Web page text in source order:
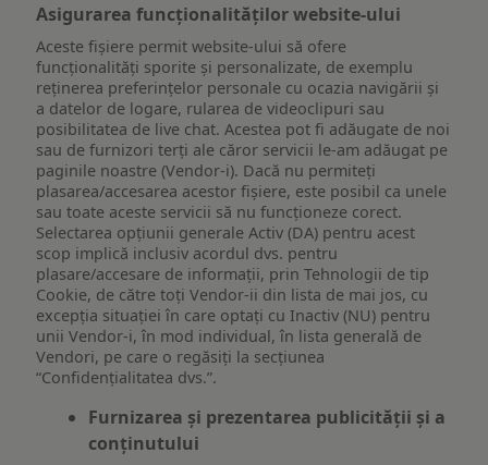
Asigurarea funcționalităților website-ului
Aceste fișiere permit website-ului să ofere
funcționalități sporite și personalizate, de exemplu
reţinerea preferinţelor personale cu ocazia navigării și
a datelor de logare, rularea de videoclipuri sau
posibilitatea de live chat. Acestea pot fi adăugate de noi
sau de furnizori terți ale căror servicii le-am adăugat pe
paginile noastre (Vendor-i). Dacă nu permiteți
plasarea/accesarea acestor fișiere, este posibil ca unele
sau toate aceste servicii să nu funcționeze corect.
Selectarea opțiunii generale Activ (DA) pentru acest
scop implică inclusiv acordul dvs. pentru
plasare/accesare de informații, prin Tehnologii de tip
Cookie, de către toți Vendor-ii din lista de mai jos, cu
excepția situației în care optați cu Inactiv (NU) pentru
unii Vendor-i, în mod individual, în lista generală de
Vendori, pe care o regăsiți la secțiunea
“Confidențialitatea dvs.”.
Furnizarea și prezentarea publicității și a
conținutului